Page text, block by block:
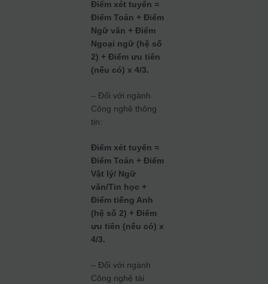
Điểm xét tuyển =
Điểm Toán + Điểm
Ngữ văn + Điểm
Ngoại ngữ (hệ số
2) + Điểm ưu tiên
(nếu có) x 4/3.
– Đối với ngành
Công nghệ thông
tin:
Điểm xét tuyển =
Điểm Toán + Điểm
Vật lý/ Ngữ
văn/Tin học +
Điểm tiếng Anh
(hệ số 2) + Điểm
ưu tiên (nếu có) x
4/3.
– Đối với ngành
Công nghệ tài